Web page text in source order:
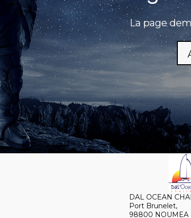
La page
DAL OCEAN
Port Brunelet,
98800 NOUMEA